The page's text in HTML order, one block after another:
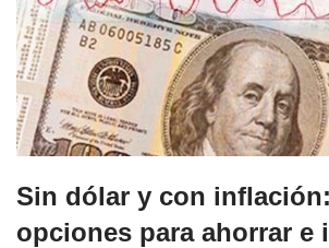
Sin dólar y con
opciones para ahorrar e